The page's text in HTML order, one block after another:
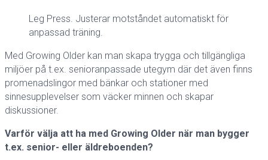
Leg Press. Justerar motståndet automatiskt för
anpassad träning.
Med Growing Older kan man skapa trygga och tillgängliga
miljöer på t.ex. senioranpassade utegym där det även finns
promenadslingor med bänkar och stationer med
sinnesupplevelser som väcker minnen och skapar
diskussioner.
Varför välja att ha med Growing Older när man bygger
t.ex. senior- eller äldreboenden?